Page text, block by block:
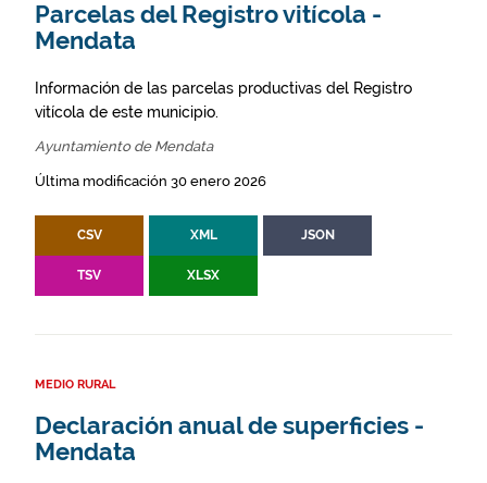
Parcelas del Registro vitícola -
Mendata
Información de las parcelas productivas del Registro
vitícola de este municipio.
Ayuntamiento de Mendata
Última modificación 30 enero 2026
CSV XML JSON
TSV XLSX
MEDIO RURAL
Declaración anual de superficies -
Mendata